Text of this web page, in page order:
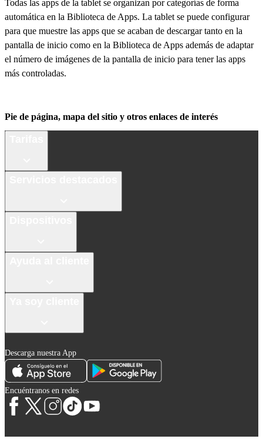
Todas las apps de la tablet se organizan por categorías de forma
automática en la Biblioteca de Apps. La tablet se puede configurar
para que muestre las apps que se acaban de descargar tanto en la
pantalla de inicio como en la Biblioteca de Apps además de adaptar
el número de imágenes de la pantalla de inicio para tener las apps
más controladas.
Pie de página, mapa del sitio y otros enlaces de interés
Descarga nuestra App
Encuéntranos en redes